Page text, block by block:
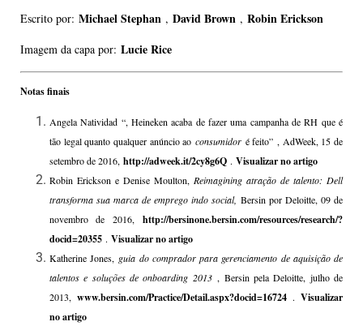
Escrito por: Michael Stephan , David Brown , Robin Erickson
Imagem da capa por: Lucie Rice
Notas finais
Angela Natividad “, Heineken acaba de fazer uma campanha de RH que é
tão legal quanto qualquer anúncio ao consumidor é feito” , AdWeek, 15 de
setembro de 2016, http://adweek.it/2cy8g6Q . Visualizar no artigo
Robin Erickson e Denise Moulton, Reimagining atração de talento: Dell
transforma sua marca de emprego indo social, Bersin por Deloitte, 09 de
novembro de 2016, http://bersinone.bersin.com/resources/research/?
docid=20355 . Visualizar no artigo
Katherine Jones, guia do comprador para gerenciamento de aquisição de
talentos e soluções de onboarding 2013, Bersin pela Deloitte, julho de
2013, www.bersin.com/Practice/Detail.aspx?docid=16724 . Visualizar
no artigo